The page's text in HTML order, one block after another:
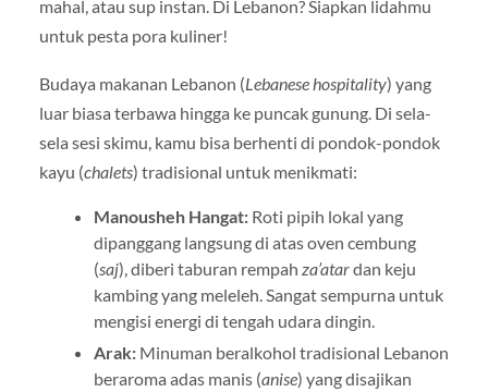
mahal, atau sup instan. Di Lebanon? Siapkan lidahmu
untuk pesta pora kuliner!
Budaya makanan Lebanon (Lebanese hospitality) yang
luar biasa terbawa hingga ke puncak gunung. Di sela-
sela sesi skimu, kamu bisa berhenti di pondok-pondok
kayu (chalets) tradisional untuk menikmati:
Manousheh Hangat:Roti pipih lokal yang
dipanggang langsung di atas oven cembung
(saj), diberi taburan rempah za’atardan keju
kambing yang meleleh. Sangat sempurna untuk
mengisi energi di tengah udara dingin.
Arak:Minuman beralkohol tradisional Lebanon
beraroma adas manis (anise) yang disajikan